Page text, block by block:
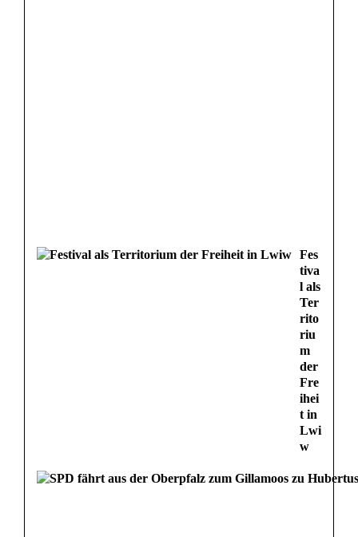
Fes
tiva
l als
Ter
rito
riu
m
der
Fre
ihei
t in
Lwi
w